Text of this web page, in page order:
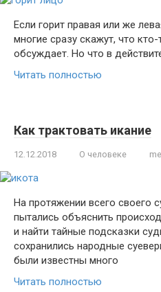
Если горит правая или же
многие сразу скажут, что
обсуждает. Но что в
Читать полностью
Как трактовать икание
12.12.2018 О человеке
На протяжении всего своего
пытались объяснить
и найти тайные подсказки
сохранились народные
были известны много
Читать полностью